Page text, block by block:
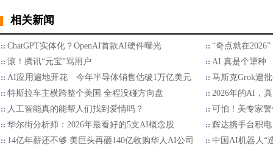
相关新闻
ChatGPT实体化？OpenAI首款AI硬件曝光
“奇点就在
滚！腾讯“元宝”骂用户
AI 真是个犟种
AI应用遍地开花 今年半导体销售估破1万亿美元
马斯克Grok遭
特斯拉车主横跨整个美国 全程没碰方向盘
2026年的AI，
人工智能真的能帮人们找到爱情吗？
可怕！美专家
华尔街分析师：2026年最看好的5支AI概念股
辉达携手台积
14亿年薪还不够 美巨头再砸140亿收购华人AI公司
中国AI机器人“